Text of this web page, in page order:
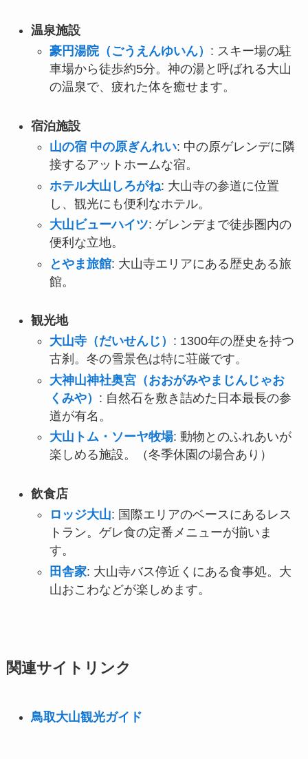
温泉施設
豪円湯院（ごうえんゆいん） : スキー場の駐
車場から徒歩約5分。神の湯と呼ばれる大山
の温泉で、疲れた体を癒せます。
宿泊施設
山の宿 中の原ぎんれい: 中の原ゲレンデに隣
接するアットホームな宿。
ホテル大山しろがね: 大山寺の参道に位置
し、観光にも便利なホテル。
大山ビューハイツ: ゲレンデまで徒歩圏内の
便利な立地。
とやま旅館: 大山寺エリアにある歴史ある旅
館。
観光地
大山寺（だいせんじ） : 1300年の歴史を持つ
古刹。冬の雪景色は特に荘厳です。
大神山神社奥宮（おおがみやまじんじゃお
くみや） : 自然石を敷き詰めた日本最長の参
道が有名。
大山トム・ソーヤ牧場: 動物とのふれあいが
楽しめる施設。（冬季休園の場合あり）
飲食店
ロッジ大山: 国際エリアのベースにあるレス
トラン。ゲレ食の定番メニューが揃いま
す。
田舎家: 大山寺バス停近くにある食事処。大
山おこわなどが楽しめます。
関連サイトリンク
鳥取大山観光ガイド